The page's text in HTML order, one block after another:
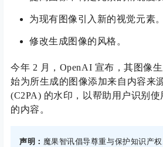
为现有图像引入新的视觉元素。
修改生成图像的风格。
今年 2 月，OpenAI 宣布，其图像
始为所生成的图像添加来自内容来
(C2PA) 的水印，以帮助用户识别
的内容。
声明： 魔果智讯倡导尊重与保护知识产